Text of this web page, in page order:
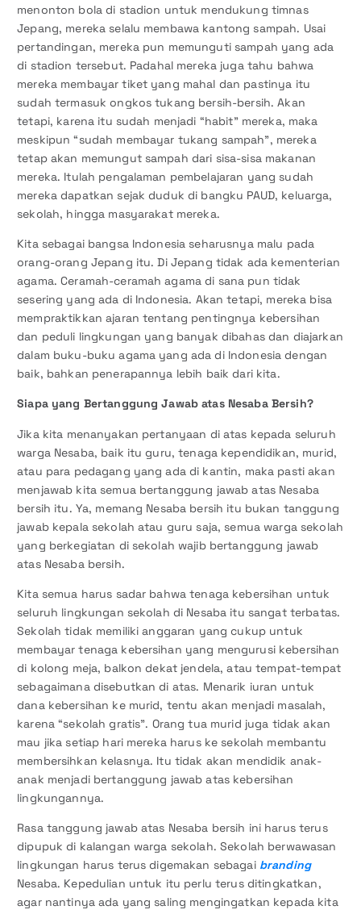
menonton bola di stadion untuk mendukung timnas
Jepang, mereka selalu membawa kantong sampah. Usai
pertandingan, mereka pun memunguti sampah yang ada
di stadion tersebut. Padahal mereka juga tahu bahwa
mereka membayar tiket yang mahal dan pastinya itu
sudah termasuk ongkos tukang bersih-bersih. Akan
tetapi, karena itu sudah menjadi “habit” mereka, maka
meskipun “sudah membayar tukang sampah”, mereka
tetap akan memungut sampah dari sisa-sisa makanan
mereka. Itulah pengalaman pembelajaran yang sudah
mereka dapatkan sejak duduk di bangku PAUD, keluarga,
sekolah, hingga masyarakat mereka.
Kita sebagai bangsa Indonesia seharusnya malu pada
orang-orang Jepang itu. Di Jepang tidak ada kementerian
agama. Ceramah-ceramah agama di sana pun tidak
sesering yang ada di Indonesia. Akan tetapi, mereka bisa
mempraktikkan ajaran tentang pentingnya kebersihan
dan peduli lingkungan yang banyak dibahas dan diajarkan
dalam buku-buku agama yang ada di Indonesia dengan
baik, bahkan penerapannya lebih baik dari kita.
Siapa yang Bertanggung Jawab atas Nesaba Bersih?
Jika kita menanyakan pertanyaan di atas kepada seluruh
warga Nesaba, baik itu guru, tenaga kependidikan, murid,
atau para pedagang yang ada di kantin, maka pasti akan
menjawab kita semua bertanggung jawab atas Nesaba
bersih itu. Ya, memang Nesaba bersih itu bukan tanggung
jawab kepala sekolah atau guru saja, semua warga sekolah
yang berkegiatan di sekolah wajib bertanggung jawab
atas Nesaba bersih.
Kita semua harus sadar bahwa tenaga kebersihan untuk
seluruh lingkungan sekolah di Nesaba itu sangat terbatas.
Sekolah tidak memiliki anggaran yang cukup untuk
membayar tenaga kebersihan yang mengurusi kebersihan
di kolong meja, balkon dekat jendela, atau tempat-tempat
sebagaimana disebutkan di atas. Menarik iuran untuk
dana kebersihan ke murid, tentu akan menjadi masalah,
karena “sekolah gratis”. Orang tua murid juga tidak akan
mau jika setiap hari mereka harus ke sekolah membantu
membersihkan kelasnya. Itu tidak akan mendidik anak-
anak menjadi bertanggung jawab atas kebersihan
lingkungannya.
Rasa tanggung jawab atas Nesaba bersih ini harus terus
dipupuk di kalangan warga sekolah. Sekolah berwawasan
lingkungan harus terus digemakan sebagai branding
Nesaba. Kepedulian untuk itu perlu terus ditingkatkan,
agar nantinya ada yang saling mengingatkan kepada kita